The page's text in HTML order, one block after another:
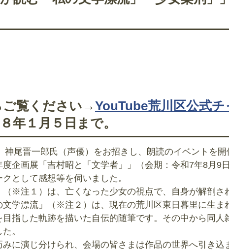
ご覧ください→YouTube荒川区公式
年１月５日まで。
尾晋一郎氏（声優）をお招きし、朗読のイベントを開
企画展「吉村昭と「文学者」」（会期：令和7年8月9
として感想等を伺いました。
（※注１）は、亡くなった少女の視点で、自身が解剖さ
文学漂流」（※注２）は、現在の荒川区東日暮里に生
目指した軌跡を描いた自伝的随筆です。その中から同
。
に演じ分けられ、会場の皆さまは作品の世界へ引き込